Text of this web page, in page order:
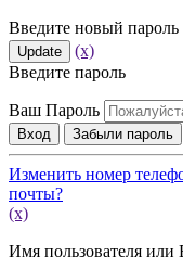
Введите новый пароль
Update
(x)
Введите пароль
Ваш Пароль
Вход Забыли пароль
Изменить номер
почты?
(x)
Имя пользователя или